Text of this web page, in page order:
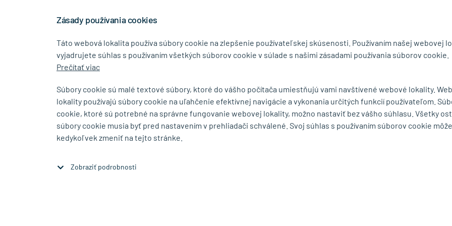
0917 268 507 info@tinbyt.sk
SHOWROOM
Bajkalská 5/A
SK-83104 Bratislava
Budovateľská 75
MENU
O spoločnosti
Zásady používania cookies
Táto webová lokalita používa súbory cookie na zlepšenie používateľskej skúsenosti. Používaním našej webovej
vyjadrujete súhlas s používaním všetkých súborov cookie v súlade s našimi zásadami používania súborov cookie.
Prečítať viac
Súbory cookie sú malé textové súbory, ktoré do vášho počítača umiestňujú vami navštívené webové lokality.
lokality používajú súbory cookie na uľahčenie efektívnej navigácie a vykonania určitých funkcií používateľom.
cookie, ktoré sú potrebné na správne fungovanie webovej lokality, možno nastaviť bez vášho súhlasu. Všetky
súbory cookie musia byť pred nastavením v prehliadači schválené. Svoj súhlas s používaním súborov cookie
kedykoľvek zmeniť na tejto stránke.
Zobraziť podrobnosti